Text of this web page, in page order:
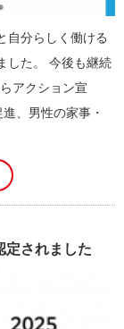
自分らしく働ける
した。 今後も継続
アクション宣
、男性の家事・
定されました